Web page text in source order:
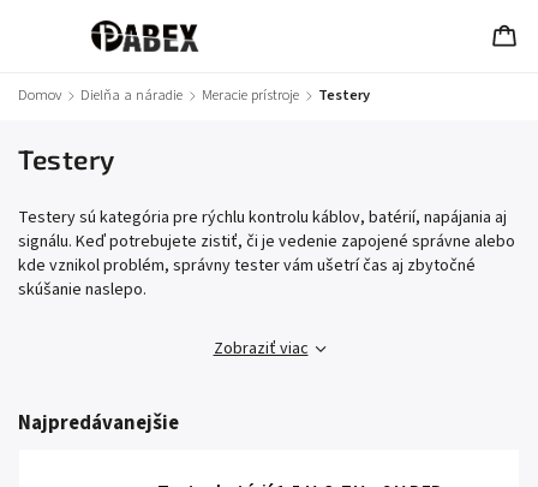
Domov / Dielňa a náradie / Meracie prístroje / Testery
Testery
Testery sú kategória pre rýchlu kontrolu káblov, batérií, napájania aj
signálu. Keď potrebujete zistiť, či je vedenie zapojené správne alebo
kde vznikol problém, správny tester vám ušetrí čas aj zbytočné
skúšanie naslepo.
Zobraziť viac
Najpredávanejšie